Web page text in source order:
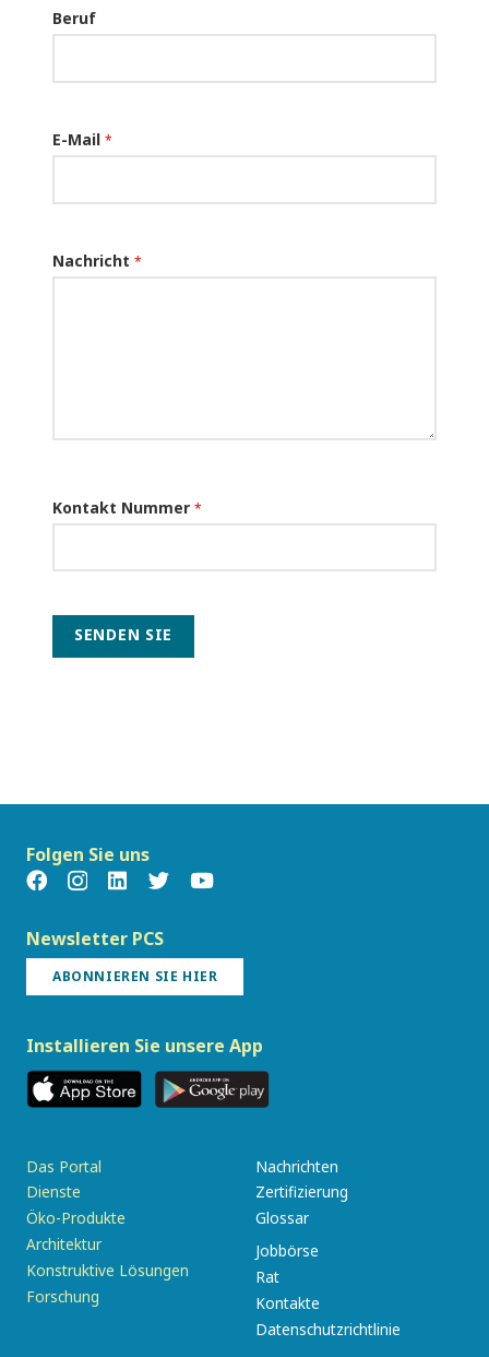
Beruf
E-Mail *
Nachricht *
Kontakt Nummer *
SENDEN SIE
Folgen Sie uns
Newsletter PCS
ABONNIEREN SIE HIER
Installieren Sie unsere App
Das Portal
Dienste
Öko-Produkte
Architektur
Konstruktive Lösungen
Forschung
Nachrichten
Zertifizierung
Glossar
Jobbörse
Rat
Kontakte
Datenschutzrichtlinie